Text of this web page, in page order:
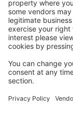
Wählen Sie
Hütten,
Meist
Hotels in Kanada -